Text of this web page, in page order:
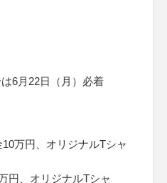
6月22日（月）必着
万円、オリジナルTシャ
円、オリジナルTシャ